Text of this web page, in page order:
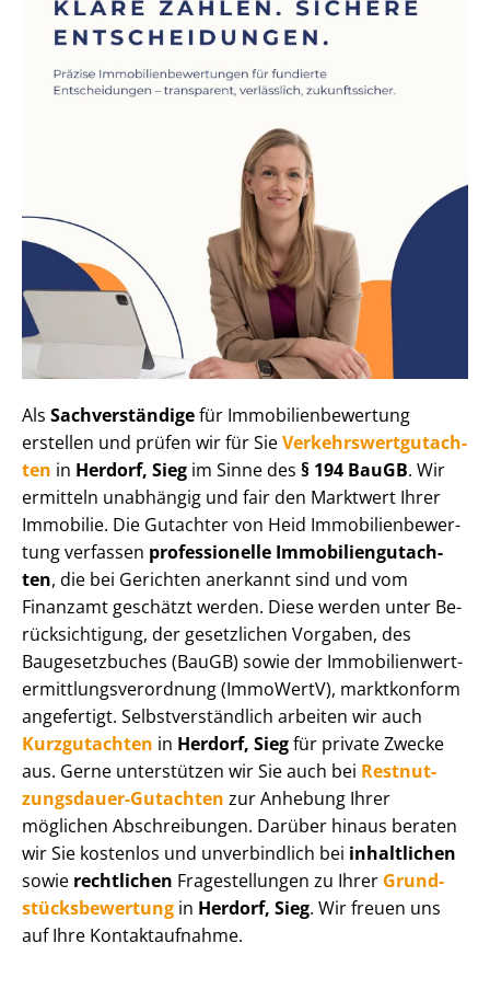
Als Sachverständigefür Im­mo­bi­li­en­be­wer­tung
erstellen und prüfen wir für SieVer­kehrs­wert­gut­ach­
ten in Herdorf, Sieg im Sinne des § 194 BauGB. Wir
ermitteln unabhängig und fair den Marktwert Ihrer
Immobilie. Die Gutachter von Heid Im­mo­bi­li­en­be­wer­
tung verfassen professionelle Im­mo­bi­li­en­gut­ach­
ten, die bei Gerichten anerkannt sind und vom
Finanzamt geschätzt werden. Diese werden unter Be­
rück­sich­ti­gung, der gesetzlichen Vorgaben, des
Baugesetzbuches (BauGB) sowie der Im­mo­bi­li­en­wert­
ermitt­lungs­ver­ord­nung (ImmoWertV), marktkonform
angefertigt. Selbst­ver­ständ­lich arbeiten wir auch
Kurzgutachten in Herdorf, Siegfür private Zwecke
aus. Gerne unterstützen wir Sie auch bei Rest­nut­
zungs­dau­er-Gutachten zur Anhebung Ihrer
möglichen Abschreibungen. Darüber hinaus beraten
wir Sie kostenlos und unverbindlich bei inhaltlichen
sowie rechtlichen Fragestellungen zu Ihrer Grund­
stücks­be­wer­tung in Herdorf, Sieg. Wir freuen uns
auf Ihre Kontaktaufnahme.